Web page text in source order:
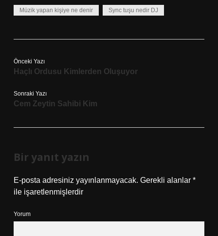
Müzik yapan kişiye ne denir Sync tuşu nedir DJ
Önceki Yazı
Haçlı Ordusu Kimlerden Oluşuyor
Sonraki Yazı
Cem Zeytin Sahibi Kim
Bir yanıt yazın
E-posta adresiniz yayınlanmayacak. Gerekli alanlar *
ile işaretlenmişlerdir
Yorum